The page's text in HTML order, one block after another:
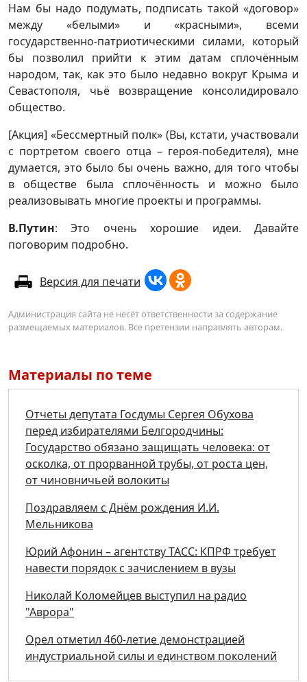
Нам бы надо подумать, подписать такой «договор»
между «белыми» и «красными», всеми
государственно-патриотическими силами, который
бы позволил прийти к этим датам сплочённым
народом, так, как это было недавно вокруг Крыма и
Севастополя, чьё возвращение консолидировало
общество.
[Акция] «Бессмертный полк» (Вы, кстати, участвовали
с портретом своего отца – героя-победителя), мне
думается, это было бы очень важно, для того чтобы
в обществе была сплочённость и можно было
реализовывать многие проекты и программы.
В.Путин: Это очень хорошие идеи. Давайте
поговорим подробно.
Версия для печати
Администрация сайта не несёт ответственности за содержание
размещаемых материалов. Все претензии направлять авторам.
Материалы по теме
Отчеты депутата Госдумы Сергея Обухова
перед избирателями Белгородчины:
Государство обязано защищать человека: от
осколка, от прорванной трубы, от роста цен,
от чиновничьей волокиты
Поздравляем с Днём рождения И.И.
Мельникова
Юрий Афонин – агентству ТАСС: КПРФ требует
навести порядок с зачислением в вузы
Николай Коломейцев выступил на радио
"Аврора"
Орел отметил 460-летие демонстрацией
индустриальной силы и единством поколений